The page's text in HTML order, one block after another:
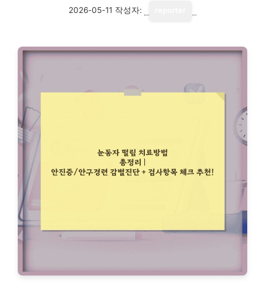
2026-05-11 작성자: